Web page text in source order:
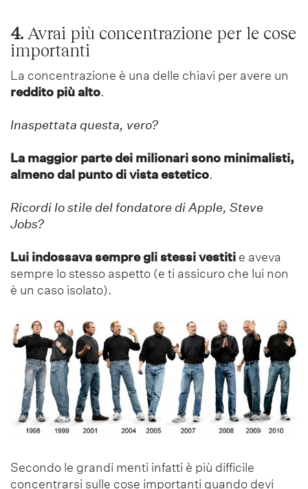
4. Avrai più concentrazione per le cose
importanti
La concentrazione è una delle chiavi per avere un
reddito più alto.
Inaspettata questa, vero?
La maggior parte dei milionari sono minimalisti,
almeno dal punto di vista estetico.
Ricordi lo stile del fondatore di Apple, Steve
Jobs?
Lui indossava sempre gli stessi vestiti e aveva
sempre lo stesso aspetto (e ti assicuro che lui non
è un caso isolato).
Secondo le grandi menti infatti è più difficile
concentrarsi sulle cose importanti quando devi